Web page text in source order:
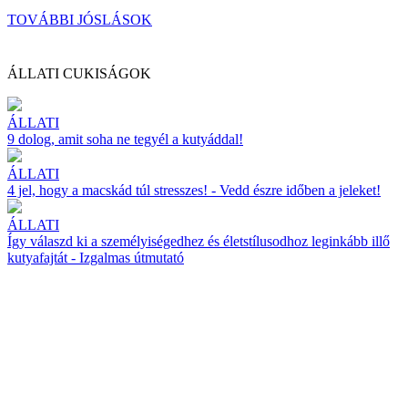
TOVÁBBI JÓSLÁSOK
ÁLLATI CUKISÁGOK
ÁLLATI
9 dolog, amit soha ne tegyél a kutyáddal!
ÁLLATI
4 jel, hogy a macskád túl stresszes! - Vedd észre időben a jeleket!
ÁLLATI
Így válaszd ki a személyiségedhez és életstílusodhoz leginkább illő
kutyafajtát - Izgalmas útmutató